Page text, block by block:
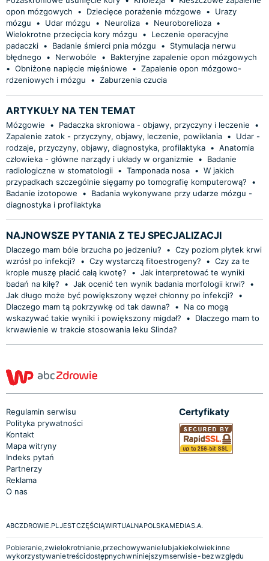
opon mózgowych
• Dziecięce porażenie mózgowe •
Urazy
mózgu
• Udar mózgu • Neuroliza • Neuroborelioza •
Wielokrotne przecięcia kory mózgu
•
Leczenie operacyjne
padaczki • Badanie śmierci pnia mózgu •
Stymulacja nerwu
błędnego
• Nerwobóle •
Bakteryjne zapalenie opon mózgowych
• Obniżone napięcie mięśniowe • Zapalenie opon mózgowo-
rdzeniowych i mózgu
• Zaburzenia czucia
ARTYKUŁY NA TEN TEMAT
Mózgowie • Padaczka skroniowa - objawy, przyczyny i leczenie
•
Zapalenie zatok - przyczyny, objawy, leczenie, powikłania •
Udar -
rodzaje, przyczyny, objawy, diagnostyka, profilaktyka • Anatomia
człowieka - główne narządy i układy w organizmie
•
Badanie
radiologiczne w stomatologii • Tamponada nosa • W jakich
przypadkach szczególnie sięgamy po tomografię komputerową?
•
Badanie izotopowe
•
Badania wykonywane przy udarze mózgu -
diagnostyka i profilaktyka
NAJNOWSZE PYTANIA Z TEJ SPECJALIZACJI
Dlaczego mam bóle brzucha po jedzeniu? • Czy poziom płytek krwi
wzrósł po infekcji?
• Czy wystarczą fitoestrogeny? • Czy za te
krople muszę płacić całą kwotę?
• Jak interpretować te wyniki
badań na kiłę?
• Jak ocenić ten wynik badania morfologii krwi?
•
Jak długo może być powiększony węzeł chłonny po infekcji?
•
Dlaczego mam tą pokrzywkę od tak dawna?
•
Na co mogą
wskazywać takie wyniki i powiększony migdał?
•
Dlaczego mam to
krwawienie w trakcie stosowania leku Slinda?
Regulamin serwisu
Polityka prywatności
Kontakt
Mapa witryny
Indeks pytań
Partnerzy
Reklama
O nas
Certyfikaty
ABCZDROWIE.PL JEST CZĘŚCIĄ WIRTUALNA POLSKA MEDIA S.A.
Pobieranie, zwielokrotnianie, przechowywanie lub jakiekolwiek inne
wykorzystywanie treści dostępnych w niniejszym serwisie - bez względu